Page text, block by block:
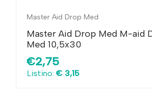
Master Aid Drop Med
Master Aid Drop Med M-aid
Med 10,5x30
€2,75
Listino: € 3,15